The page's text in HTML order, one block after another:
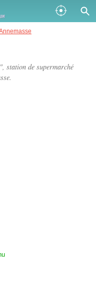
station de supermarché